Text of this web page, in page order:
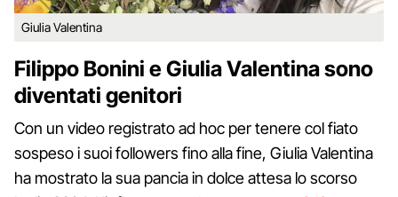
Giulia Valentina
Filippo Bonini e Giulia Valentina sono
diventati genitori
Con un video registrato ad hoc per tenere col fiato
sospeso i suoi followers fino alla fine, Giulia Valentina
ha mostrato la sua pancia in dolce attesa lo scorso